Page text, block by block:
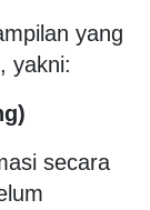
yang
yakni:
secara